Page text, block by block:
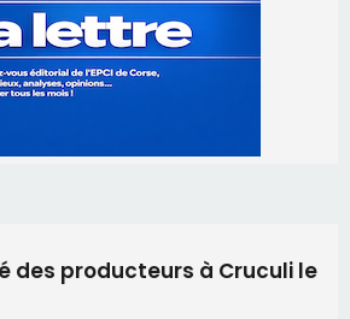
des producteurs à Cruculi le